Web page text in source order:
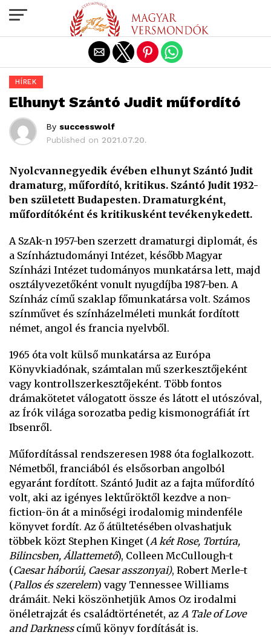
HÍREK
Elhunyt Szántó Judit műfordító
By successwolf
Published on 2021.07.20.
Nyolcvannegyedik évében elhunyt Szántó Judit
dramaturg, műfordító, kritikus. Szántó Judit 1932-
ben született Budapesten. Dramaturgként,
műfordítóként és kritikusként tevékenykedett.
A SzAk-n 1957-ben szerzett dramaturgi diplomát, és
a Színháztudományi Intézet, később Magyar
Színházi Intézet tudományos munkatársa lett, majd
osztályvezetőként vonult nyugdíjba 1987-ben. A
Színház című szaklap főmunkatársa volt. Számos
színművet és színházelméleti munkát fordított
német, angol és francia nyelvből.
1965 óta volt külső munkatársa az Európa
Könyvkiadónak, számtalan mű szerkesztőjeként
vagy kontrollszerkesztőjeként. Több fontos
drámakötetet válogatott össze és látott el utószóval,
az Írók világa sorozatba pedig kismonográfiát írt
Ibsenről.
Műfordítással rendszeresen 1988 óta foglalkozott.
Németből, franciából és elsősorban angolból
egyaránt fordított. Szántó Judit az a fajta műfordító
volt, aki az igényes lektűröktől kezdve a non-
fiction-ön át a minőségi irodalomig mindenféle
könyvet fordít. Az ő átültetésében olvashatjuk
többek közt Stephen Kinget (A két Rose, Tortúra,
Bilincsben, Állattemető), Colleen McCullough-t
(Caesar háborúi, Caesar asszonyai), Robert Merle-t
(Pallos és szerelem) vagy Tennessee Williams
drámáit. Neki köszönhetjük Amos Oz irodalmi
önéletrajzát és családtörténetét, az A Tale of Love
and Darknesscímű könyv fordítását is.
Exit mobile version